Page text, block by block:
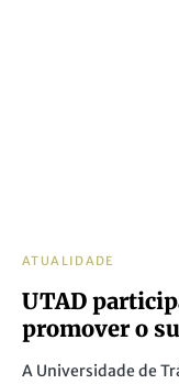
ATUALIDADE
UTAD
promover o
A Universidade de